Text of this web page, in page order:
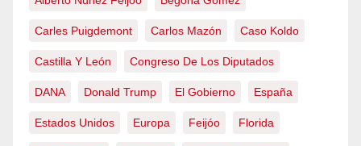
Carles Puigdemont Carlos Mazón Caso Koldo
Castilla Y León Congreso De Los Diputados
DANA Donald Trump El Gobierno España
Estados Unidos Europa Feijóo Florida